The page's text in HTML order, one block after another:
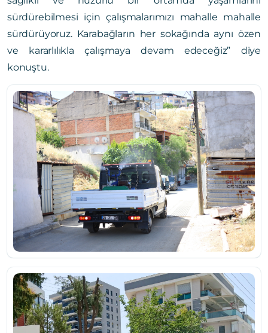
sürdürebilmesi için çalışmalarımızı mahalle mahalle
sürdürüyoruz. Karabağların her sokağında aynı özen
ve kararlılıkla çalışmaya devam edeceğiz” diye
konuştu.